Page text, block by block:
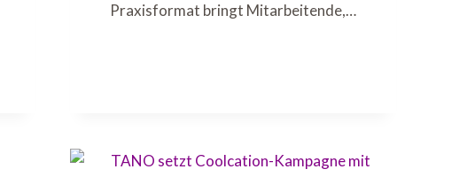
Praxisformat bringt Mitarbeitende,…